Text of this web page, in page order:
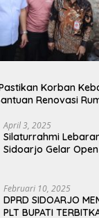
Korban
Renovasi
April 3, 2025
Silaturrahmi
Sidoarjo Gelar
Februari 10, 2025
DPRD SIDOARJO
PLT BUPATI